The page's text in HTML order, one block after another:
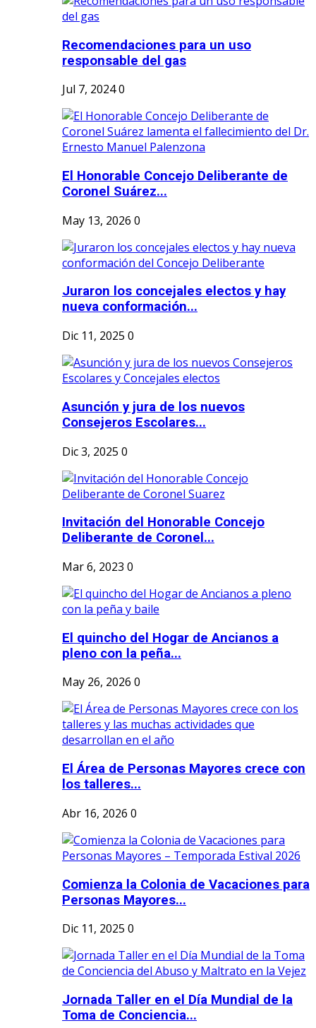
Recomendaciones para un uso
responsable del gas
Jul 7, 20240
El Honorable Concejo Deliberante de
Coronel Suárez...
May 13, 2026 0
Juraron los concejales electos y hay
nueva conformación...
Dic 11, 2025 0
Asunción y jura de los nuevos
Consejeros Escolares...
Dic 3, 2025 0
Invitación del Honorable Concejo
Deliberante de Coronel...
Mar 6, 2023 0
El quincho del Hogar de Ancianos a
pleno con la peña...
May 26, 2026 0
El Área de Personas Mayores crece con
los talleres...
Abr 16, 2026 0
Comienza la Colonia de Vacaciones para
Personas Mayores...
Dic 11, 2025 0
Jornada Taller en el Día Mundial de la
Toma de Conciencia...